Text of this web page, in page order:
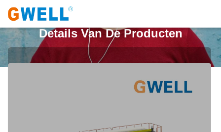
Details Van De Producten